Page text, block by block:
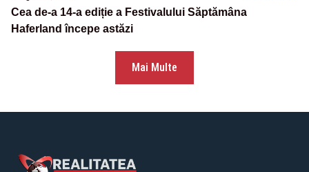
Cea de-a 14-a ediție a Festivalului Săptămâna
Haferland începe astăzi
Mai Multe